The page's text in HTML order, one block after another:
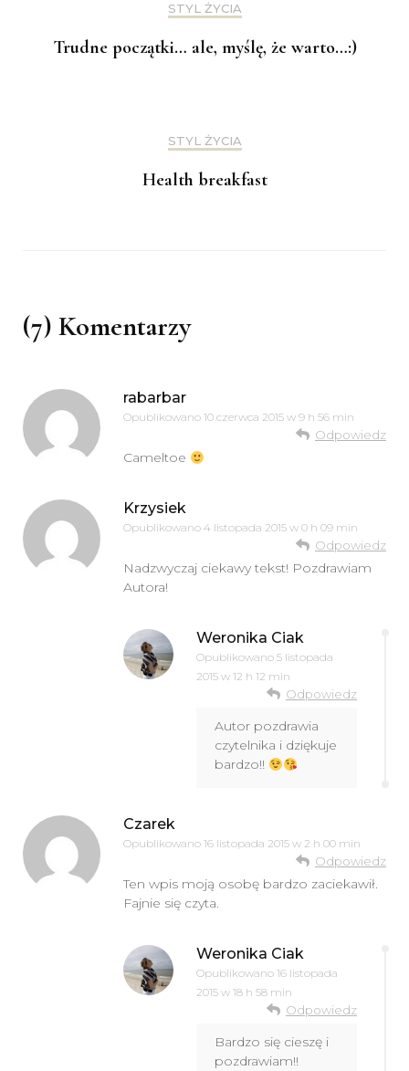
STYL ŻYCIA
Trudne początki… ale, myślę, że warto…:)
STYL ŻYCIA
Health breakfast
(7) Komentarzy
rabarbar
Opublikowano 10 czerwca 2015 w 9 h 56 min
Odpowiedz
Cameltoe
Krzysiek
Opublikowano 4 listopada 2015 w 0 h 09 min
Odpowiedz
Nadzwyczaj ciekawy tekst! Pozdrawiam
Autora!
Weronika Ciak
Opublikowano 5 listopada
2015 w 12 h 12 min
Odpowiedz
Autor pozdrawia
czytelnika i dziękuje
bardzo!!
Czarek
Opublikowano 16 listopada 2015 w 2 h 00 min
Odpowiedz
Ten wpis moją osobę bardzo zaciekawił.
Fajnie się czyta.
Weronika Ciak
Opublikowano 16 listopada
2015 w 18 h 58 min
Odpowiedz
Bardzo się cieszę i
pozdrawiam!!